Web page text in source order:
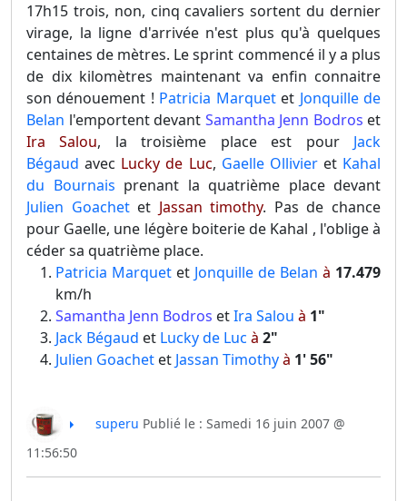
17h15 trois, non, cinq cavaliers sortent du dernier
virage, la ligne d'arrivée n'est plus qu'à quelques
centaines de mètres. Le sprint commencé il y a plus
de dix kilomètres maintenant va enfin connaitre
son dénouement ! Patricia Marquet et Jonquille de
Belan l'emportent devant Samantha Jenn Bodros et
Ira Salou, la troisième place est pour Jack
Bégaud avec Lucky de Luc, Gaelle Ollivier et Kahal
du Bournais prenant la quatrième place devant
Julien Goachet et Jassan timothy. Pas de chance
pour Gaelle, une légère boiterie de Kahal , l'oblige à
céder sa quatrième place.
Patricia Marquet et Jonquille de Belan à 17.479
km/h
Samantha Jenn Bodros etIra Salou à 1"
Jack Bégaud et Lucky de Luc à 2"
Julien Goachet et Jassan Timothyà 1' 56"
superu Publié le : Samedi 16 juin 2007 @
11:56:50